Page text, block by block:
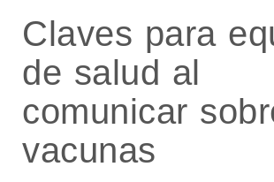
Claves para
de salud al
comunicar
vacunas